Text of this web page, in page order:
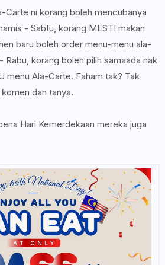
Carte ni korang boleh mencubanya
- Sabtu, korang MESTI makan
baru boleh order menu-menu ala-
Rabu, korang boleh pilih samaada nak
menu Ala-Carte. Faham tak? Tak
dan tanya.
Hari Kemerdekaan mereka juga